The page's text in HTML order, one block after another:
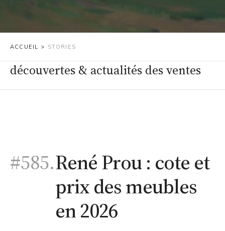
ACCUEIL > STORIES
découvertes & actualités des ventes
#585.René Prou : cote et
prix des meubles
en 2026